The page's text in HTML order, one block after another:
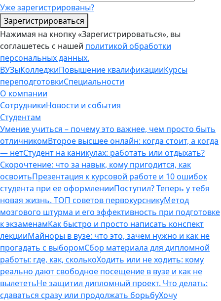
Уже зарегистрированы?
Зарегистрироваться
Нажимая на кнопку «Зарегистрироваться», вы
соглашетесь с нашей политикой обработки
персональных данных.
ВУЗыКолледжиПовышение квалификацииКурсы
переподготовкиСпециальности
О компании
СотрудникиНовости и события
Студентам
Умение учиться – почему это важнее, чем просто быть
отличникомВторое высшее онлайн: когда стоит, а когда
— нетСтудент на каникулах: работать или отдыхать?
Скорочтение: что за навык, кому пригодится, как
освоитьПрезентация к курсовой работе и 10 ошибок
студента при ее оформленииПоступил? Теперь у тебя
новая жизнь. ТОП советов первокурсникуМетод
мозгового штурма и его эффективность при подготовке
к экзаменамКак быстро и просто написать конспект
лекцииМайноры в вузе: что это, зачем нужно и как не
прогадать с выборомСбор материала для дипломной
работы: где, как, сколькоХодить или не ходить: кому
реально дают свободное посещение в вузе и как не
вылететьНе защитил дипломный проект. Что делать:
сдаваться сразу или продолжать борьбуХочу